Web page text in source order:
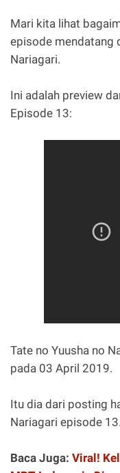
Mari kita lihat
episode mendatang
Nariagari.
Ini adalah preview
Episode 13:
Tate no Yuusha no
pada 03 April 2019.
Itu dia dari posting
Nariagari episode 13.
Baca Juga: Viral!